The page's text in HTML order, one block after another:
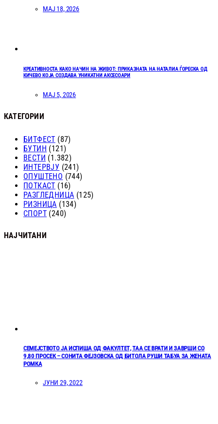
МАЈ 18, 2026
КРЕАТИВНОСТА КАКО НАЧИН НА ЖИВОТ: ПРИКАЗНАТА НА НАТАЛИА ЃОРЕСКА ОД
КИЧЕВО КОЈА СОЗДАВА УНИКАТНИ АКСЕСОАРИ
МАЈ 5, 2026
КАТЕГОРИИ
БИТФЕСТ (87)
БУТИН (121)
ВЕСТИ (1.382)
ИНТЕРВЈУ (241)
ОПУШТЕНО (744)
ПОТКАСТ (16)
РАЗГЛЕДНИЦА (125)
РИЗНИЦА (134)
СПОРТ (240)
НАЈЧИТАНИ
СЕМЕЈСТВОТО ЈА ИСПИША ОД ФАКУЛТЕТ, ТАА СЕ ВРАТИ И ЗАВРШИ СО
9,80 ПРОСЕК – СОНИТА ФЕЈЗОВСКА ОД БИТОЛА РУШИ ТАБУА ЗА ЖЕНАТА
РОМКА
ЈУНИ 29, 2022